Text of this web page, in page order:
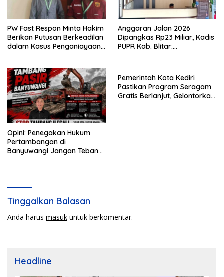
PW Fast Respon Minta Hakim
Berikan Putusan Berkeadilan
dalam Kasus Penganiayaan
Anggaran Jalan 2026
Dipangkas Rp23 Miliar, Kadis
PUPR Kab. Blitar:
Opini: Penegakan Hukum
Pertambangan di
Banyuwangi Jangan Tebang
Pemerintah Kota Kediri
Pastikan Program Seragam
Gratis Berlanjut, Gelontorkan
Tinggalkan Balasan
Anda harus masuk untuk berkomentar.
Headline